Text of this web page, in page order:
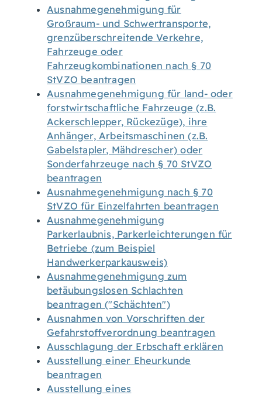
Ausnahmegenehmigung für
Großraum- und Schwertransporte,
grenzüberschreitende Verkehre,
Fahrzeuge oder
Fahrzeugkombinationen nach § 70
StVZO beantragen
Ausnahmegenehmigung für land- oder
forstwirtschaftliche Fahrzeuge (z.B.
Ackerschlepper, Rückezüge), ihre
Anhänger, Arbeitsmaschinen (z.B.
Gabelstapler, Mähdrescher) oder
Sonderfahrzeuge nach § 70 StVZO
beantragen
Ausnahmegenehmigung nach § 70
StVZO für Einzelfahrten beantragen
Ausnahmegenehmigung
Parkerlaubnis, Parkerleichterungen für
Betriebe (zum Beispiel
Handwerkerparkausweis)
Ausnahmegenehmigung zum
betäubungslosen Schlachten
beantragen ("Schächten")
Ausnahmen von Vorschriften der
Gefahrstoffverordnung beantragen
Ausschlagung der Erbschaft erklären
Ausstellung einer Eheurkunde
beantragen
Ausstellung eines